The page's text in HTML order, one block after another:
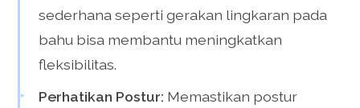
sederhana seperti gerakan lingkaran pada
bahu bisa membantu meningkatkan
fleksibilitas.
Perhatikan Postur: Memastikan postur